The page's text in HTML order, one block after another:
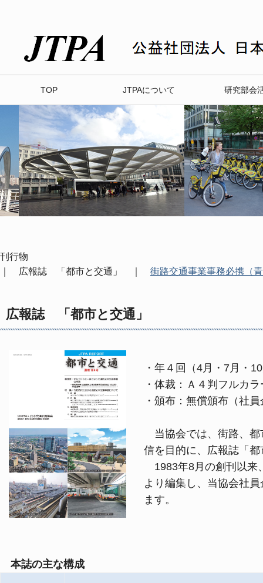
TOP JTPAについて 研究部会
刊行物
｜ 広報誌 「都市と交通」 ｜ 街路交通事業事務必携（
広報誌 「都市と交通」
・年４回（4月・7月・
・体裁：Ａ４判フルカ
・頒布：無償頒布（社
当協会では、街路、都
信を目的に、広報誌「
1983年8月の創刊以来
より編集し、当協会社
ます。
本誌の主な構成